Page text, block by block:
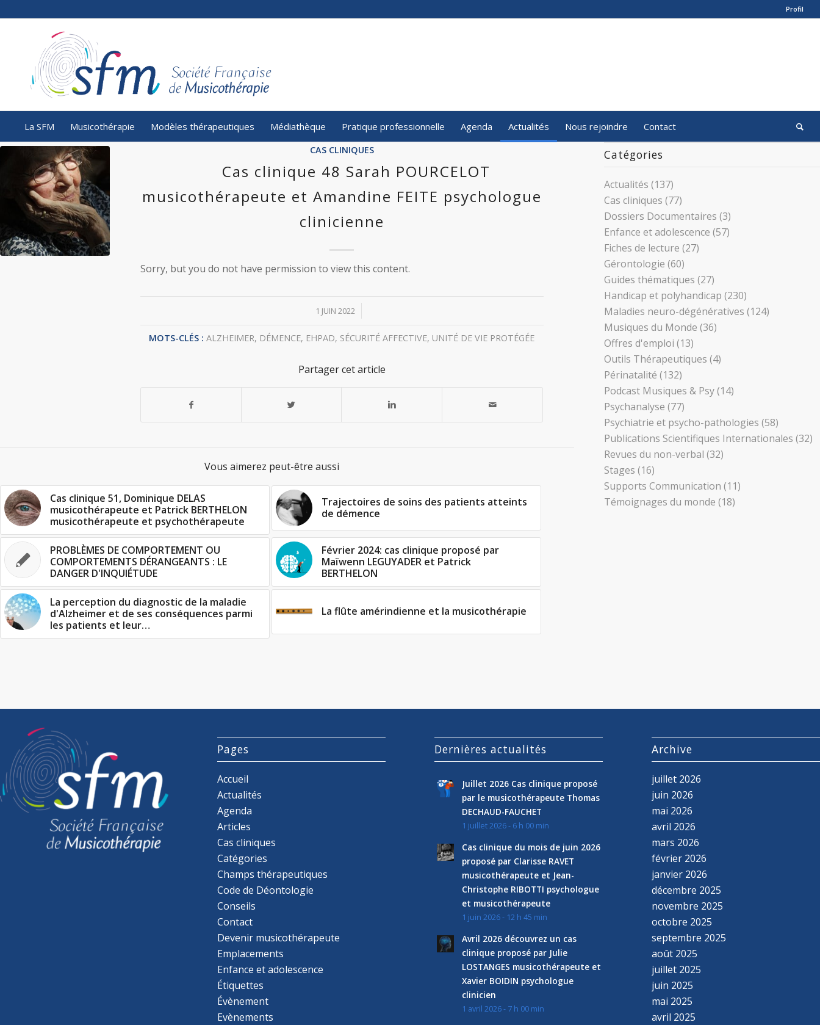
Profil
La SFM Musicothérapie Modèles thérapeutiques Médiathèque Pratique professionnelle Agenda Actualités Nous rejoindre Contact
CAS CLINIQUES
Cas clinique 48 Sarah POURCELOT
musicothérapeute et Amandine FEITE psychologue
clinicienne
Sorry, but you do not have permission to view this content.
1 JUIN 2022
/
MOTS-CLÉS : ALZHEIMER, DÉMENCE, EHPAD, SÉCURITÉ AFFECTIVE, UNITÉ DE VIE PROTÉGÉE
Partager cet article
Vous aimerez peut-être aussi
Cas clinique 51, Dominique DELAS
musicothérapeute et Patrick BERTHELON
musicothérapeute et psychothérapeute
Trajectoires de soins des patients atteints
de démence
PROBLÈMES DE COMPORTEMENT OU
COMPORTEMENTS DÉRANGEANTS : LE
DANGER D'INQUIÉTUDE
Février 2024: cas clinique proposé par
Maïwenn LEGUYADER et Patrick
BERTHELON
La perception du diagnostic de la maladie
d'Alzheimer et de ses conséquences parmi
les patients et leur…
La flûte amérindienne et la musicothérapie
Catégories
Actualités (137)
Cas cliniques (77)
Dossiers Documentaires (3)
Enfance et adolescence (57)
Fiches de lecture (27)
Gérontologie (60)
Guides thématiques (27)
Handicap et polyhandicap (230)
Maladies neuro-dégénératives (124)
Musiques du Monde (36)
Offres d'emploi (13)
Outils Thérapeutiques (4)
Périnatalité (132)
Podcast Musiques & Psy(14)
Psychanalyse (77)
Psychiatrie et psycho-pathologies (58)
Publications Scientifiques Internationales (32)
Revues du non-verbal (32)
Stages (16)
Supports Communication (11)
Témoignages du monde (18)
Pages
Accueil
Actualités
Agenda
Articles
Cas cliniques
Catégories
Champs thérapeutiques
Code de Déontologie
Conseils
Contact
Devenir musicothérapeute
Emplacements
Enfance et adolescence
Étiquettes
Évènement
Evènements
Dernières actualités
Juillet 2026 Cas clinique proposé
par le musicothérapeute Thomas
DECHAUD-FAUCHET
1 juillet 2026 - 6 h 00 min
Cas clinique du mois de juin 2026
proposé par Clarisse RAVET
musicothérapeute et Jean-
Christophe RIBOTTI psychologue
et musicothérapeute
1 juin 2026 - 12 h 45 min
Avril 2026 découvrez un cas
clinique proposé par Julie
LOSTANGES musicothérapeute et
Xavier BOIDIN psychologue
clinicien
1 avril 2026 - 7 h 00 min
Archive
juillet 2026
juin 2026
mai 2026
avril 2026
mars 2026
février 2026
janvier 2026
décembre 2025
novembre 2025
octobre 2025
septembre 2025
août 2025
juillet 2025
juin 2025
mai 2025
avril 2025